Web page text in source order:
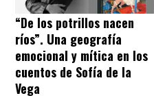
“De los potrillos nacen
ríos”. Una geografía
emocional y mítica en los
cuentos de Sofía de la
Vega